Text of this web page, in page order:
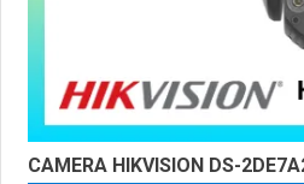
CAMERA HIKVISION DS-